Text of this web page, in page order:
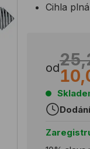
Cihla plná
od